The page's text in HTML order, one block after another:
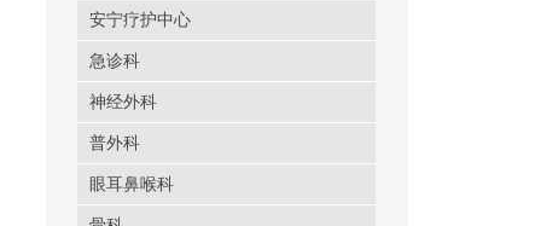
安宁疗护中心
急诊科
神经外科
普外科
眼耳鼻喉科